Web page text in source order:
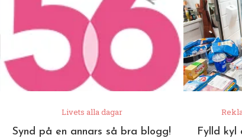
Livets alla dagar
Synd på en annars så bra blogg!
Fylld kyl